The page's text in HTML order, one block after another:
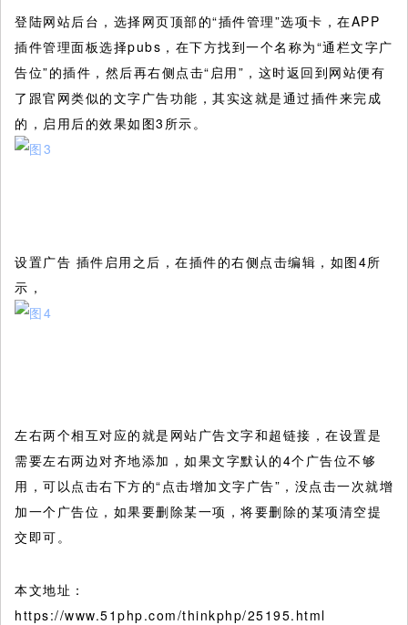
登陆网站后台，选择网页顶部的“插件管理”选项卡，在APP
插件管理面板选择pubs，在下方找到一个名称为“通栏文字广
告位”的插件，然后再右侧点击“启用”，这时返回到网站便有
了跟官网类似的文字广告功能，其实这就是通过插件来完成
的，启用后的效果如图3所示。
设置广告 插件启用之后，在插件的右侧点击编辑，如图4所
示，
左右两个相互对应的就是网站广告文字和超链接，在设置是
需要左右两边对齐地添加，如果文字默认的4个广告位不够
用，可以点击右下方的“点击增加文字广告”，没点击一次就增
加一个广告位，如果要删除某一项，将要删除的某项清空提
交即可。
本文地址：
https://www.51php.com/thinkphp/25195.html